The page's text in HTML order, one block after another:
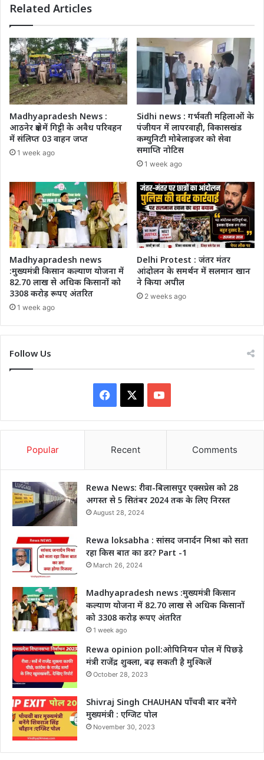
Related Articles
Madhyapradesh News :
आठनेर क्षेत्र में गिट्टी के अवैध परिवहन
में संलिप्त 03 वाहन जप्त
1 week ago
Sidhi news : गर्भवती महिलाओं के
पंजीयन में लापरवाही, विकासखंड
कम्युनिटी मोबेलाइजर को सेवा
समाप्ति नोटिस
1 week ago
Madhyapradesh news
:मुख्यमंत्री किसान कल्याण योजना में
82.70 लाख से अधिक किसानों को
3308 करोड़ रूपए अंतरित
1 week ago
Delhi Protest : जंतर मंतर
आंदोलन के समर्थन में सलमान खान
ने किया अपील
2 weeks ago
Follow Us
Facebook YouTube
Popular Recent Comments
Rewa News: रीवा-बिलासपुर एक्सप्रेस को 28
अगस्त से 5 सितंबर 2024 तक के लिए निरस्त
August 28, 2024
Rewa loksabha : सांसद जनार्दन मिश्रा को सता
रहा किस बात का डर? Part -1
March 26, 2024
Madhyapradesh news :मुख्यमंत्री किसान
कल्याण योजना में 82.70 लाख से अधिक किसानों
को 3308 करोड़ रूपए अंतरित
1 week ago
Rewa opinion poll:ओपिनियन पोल में पिछड़े
मंत्री राजेंद्र शुक्ला, बढ़ सकती है मुश्किलें
October 28, 2023
Shivraj Singh CHAUHAN पाँचवी बार बनेंगे
मुख्यमंत्री : एग्जिट पोल
November 30, 2023